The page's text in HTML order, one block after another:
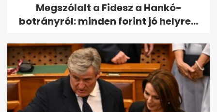
Megszólalt a Fidesz a Hankó-
botrányról: minden forint jó helyre...